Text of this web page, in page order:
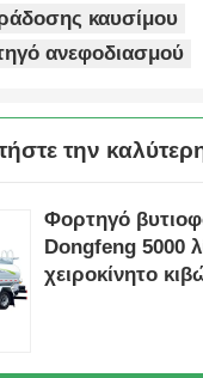
καυσίμου
ανεφοδιασμού
την
Φορτηγό
Dongfeng 5000
χειροκίνητο